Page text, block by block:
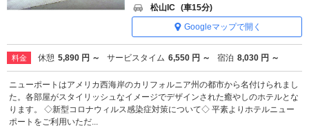
松山IC (車15分)
Googleマップで開く
料金 休憩 5,890 円 ～ サービスタイム 6,550 円 ～ 宿泊 8,030 円 ～
ニューポートはアメリカ西海岸のカリフォルニア州の都市から名付けられまし
た。各部屋がスタイリッシュなイメージでデザインされた癒やしのホテルとな
ります。 ◇新型コロナウィルス感染症対策について◇ 平素よりホテルニュー
ポートをご利用いただ...